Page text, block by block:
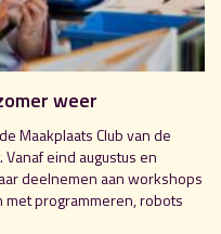
weer
Maakplaats Club van de
eind augustus en
deelnemen aan workshops
programmeren, robots